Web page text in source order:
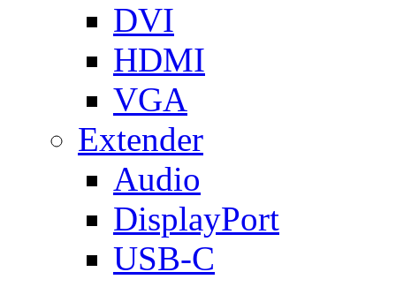
DVI
HDMI
VGA
Extender
Audio
DisplayPort
USB-C